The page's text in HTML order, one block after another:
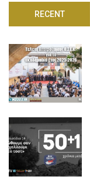
RECENT